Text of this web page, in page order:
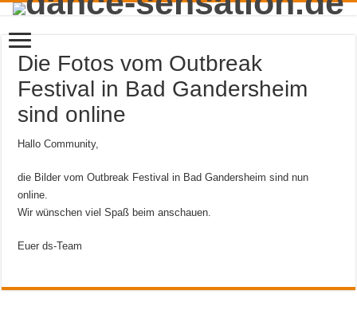
Die Fotos vom Outbreak
Festival in Bad Gandersheim
sind online
Hallo Community,
die Bilder vom Outbreak Festival in Bad Gandersheim sind nun
online.
Wir wünschen viel Spaß beim anschauen.
Euer ds-Team